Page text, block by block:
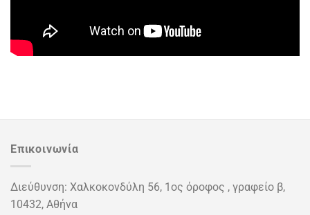
Επικοινωνία
Διεύθυνση: Χαλκοκονδύλη 56, 1ος όροφος , γραφείο β,
10432, Αθήνα